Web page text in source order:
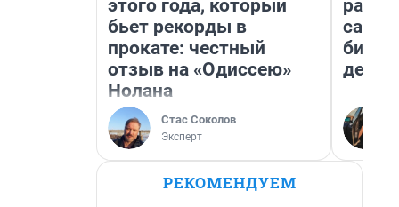
этого года, который
бьет рекорды в
прокате: честный
отзыв на «Одиссею»
Нолана
Стас Соколов
Эксперт
РЕКОМЕНДУЕМ